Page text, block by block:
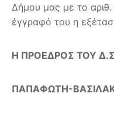
Δήμου μας με το
έγγραφό του η
Η ΠΡΟΕΔΡΟΣ ΤΟΥ
ΠΑΠΑΦΩΤΗ-